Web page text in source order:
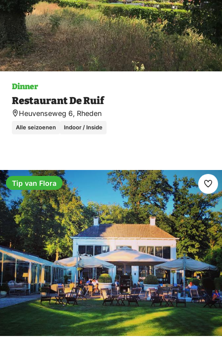
Dinner
Restaurant De Ruif
Heuvenseweg 6, Rheden
Alle seizoenen Indoor / Inside
Tip van Flora